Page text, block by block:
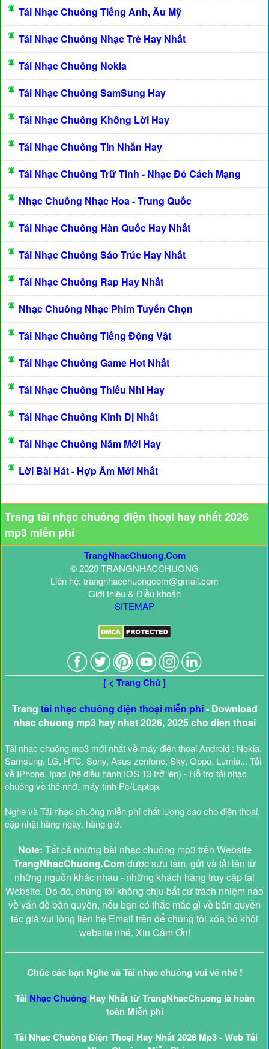
Tải Nhạc Chuông Tiếng Anh, Âu Mỹ
Tải Nhạc Chuông Nhạc Trẻ Hay Nhất
Tải Nhạc Chuông Nokia
Tải Nhạc Chuông SamSung Hay
Tải Nhạc Chuông Không Lời Hay
Tải Nhạc Chuông Tin Nhắn Hay
Tải Nhạc Chuông Trữ Tình - Nhạc Đỏ Cách Mạng
Nhạc Chuông Nhạc Hoa - Trung Quốc
Tải Nhạc Chuông Hàn Quốc Hay Nhất
Tải Nhạc Chuông Sáo Trúc Hay Nhất
Tải Nhạc Chuông Rap Hay Nhất
Nhạc Chuông Nhạc Phim Tuyển Chọn
Tải Nhạc Chuông Tiếng Động Vật
Tải Nhạc Chuông Game Hot Nhất
Tải Nhạc Chuông Thiếu Nhi Hay
Tải Nhạc Chuông Kinh Dị Nhất
Tải Nhạc Chuông Năm Mới Hay
Lời Bài Hát - Hợp Âm Mới Nhất
Trang tải nhạc chuông điện thoại hay nhất 2026
mp3 miễn phí
TrangNhacChuong.Com
© 2020 TRANGNHACCHUONG
Liên hệ: trangnhacchuongcom@gmail.com
Giới thiệu & Điều khoản
SITEMAP
[ < Trang Chủ ]
Trang tải nhạc chuông điện thoại miễn phí- Download
nhac chuong mp3 hay nhat 2026, 2025 cho dien thoai
Tải nhạc chuông mp3 mới nhất về máy điện thoại Android : Nokia,
Samsung, LG, HTC, Sony, Asus zenfone, Sky, Oppo, Lumia... Tải
về IPhone, Ipad (hệ điều hành IOS 13 trở lên) - Hỗ trợ tải nhạc
chuông về thẻ nhớ, máy tính Pc/Laptop.
Nghe và Tải nhạc chuông miễn phí chất lượng cao cho điện thoại,
cập nhật hàng ngày, hàng giờ.
Note: Tất cả những bài nhạc chuông mp3 trên Website
TrangNhacChuong.Comđược sưu tầm, gửi và tải lên từ
những nguồn khác nhau - những khách hàng truy cập tại
Website. Do đó, chúng tôi không chịu bất cứ trách nhiệm nào
về vấn đề bản quyền, nếu bạn có thắc mắc gì về bản quyền
tác giả vui lòng liên hệ Email trên để chúng tôi xóa bỏ khỏi
website nhé. Xin Cảm Ơn!
Chúc các bạn Nghe và Tải nhạc chuông vui vẻ nhé !
Tải Nhạc Chuông Hay Nhất từ TrangNhacChuong là hoàn
toàn Miễn phí
Tải Nhạc Chuông Điện Thoại Hay Nhất 2026 Mp3 - Web Tải